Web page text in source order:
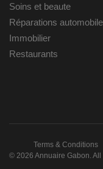
Soins et beaute
Réparations
Immobilier
Restaurants
Terms & Conditions
© 2026 Annuaire Gabon. All